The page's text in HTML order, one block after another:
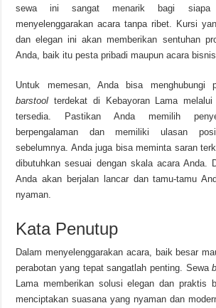
sewa ini sangat menarik bagi
menyelenggarakan acara tanpa ribet. Kursi
dan elegan ini akan memberikan sentuhan
Anda, baik itu pesta pribadi maupun acara bisnis.
Untuk memesan, Anda bisa menghubungi
barstool terdekat di Kebayoran Lama
tersedia. Pastikan Anda memilih
berpengalaman dan memiliki ulasan
sebelumnya. Anda juga bisa meminta saran
dibutuhkan sesuai dengan skala acara Anda.
Anda akan berjalan lancar dan tamu-tamu
nyaman.
Kata Penutup
Dalam menyelenggarakan acara, baik besar
perabotan yang tepat sangatlah penting. Sewa
Lama memberikan solusi elegan dan praktis
menciptakan suasana yang nyaman dan